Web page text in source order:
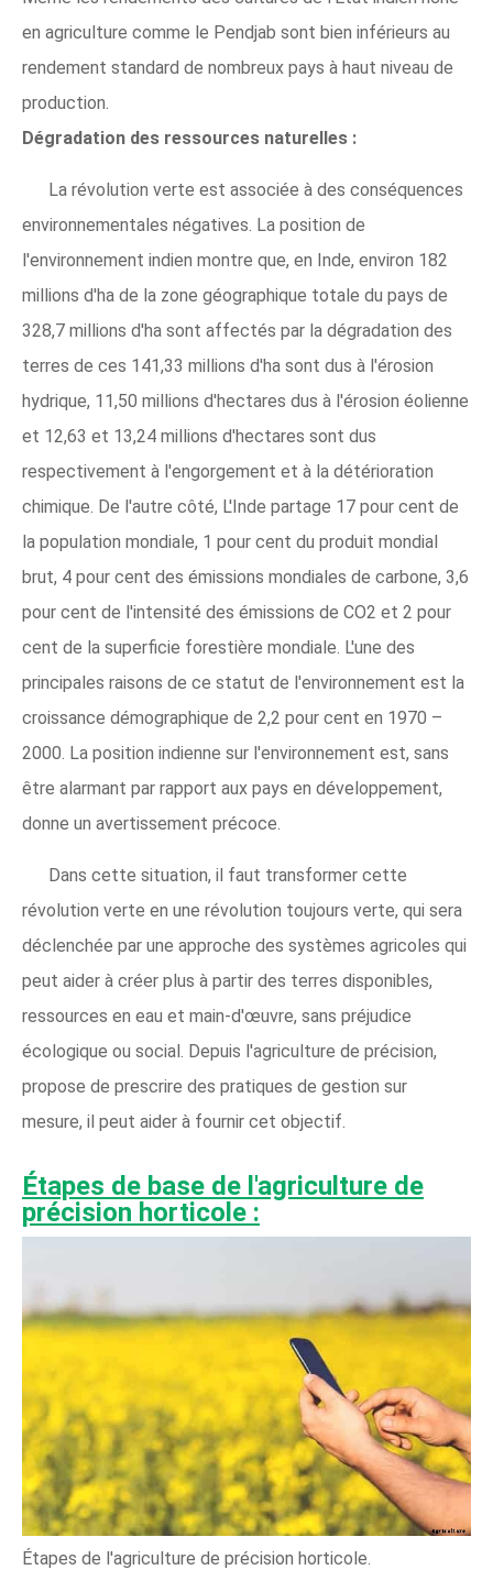
en agriculture comme le Pendjab sont bien inférieurs au
rendement standard de nombreux pays à haut niveau de
production.
Dégradation des ressources naturelles :
La révolution verte est associée à des conséquences
environnementales négatives. La position de
l'environnement indien montre que, en Inde, environ 182
millions d'ha de la zone géographique totale du pays de
328,7 millions d'ha sont affectés par la dégradation des
terres de ces 141,33 millions d'ha sont dus à l'érosion
hydrique, 11,50 millions d'hectares dus à l'érosion éolienne
et 12,63 et 13,24 millions d'hectares sont dus
respectivement à l'engorgement et à la détérioration
chimique. De l'autre côté, L'Inde partage 17 pour cent de
la population mondiale, 1 pour cent du produit mondial
brut, 4 pour cent des émissions mondiales de carbone, 3,6
pour cent de l'intensité des émissions de CO2 et 2 pour
cent de la superficie forestière mondiale. L'une des
principales raisons de ce statut de l'environnement est la
croissance démographique de 2,2 pour cent en 1970 –
2000. La position indienne sur l'environnement est, sans
être alarmant par rapport aux pays en développement,
donne un avertissement précoce.
Dans cette situation, il faut transformer cette
révolution verte en une révolution toujours verte, qui sera
déclenchée par une approche des systèmes agricoles qui
peut aider à créer plus à partir des terres disponibles,
ressources en eau et main-d'œuvre, sans préjudice
écologique ou social. Depuis l'agriculture de précision,
propose de prescrire des pratiques de gestion sur
mesure, il peut aider à fournir cet objectif.
Étapes de base de l'agriculture de
précision horticole :
Étapes de l'agriculture de précision horticole.